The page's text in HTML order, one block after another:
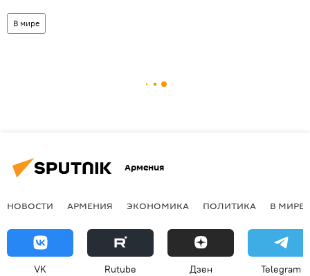
В мире
Армения
НОВОСТИ АРМЕНИЯ ЭКОНОМИКА ПОЛИТИКА В МИРЕ
VK Rutube Дзен Telegram